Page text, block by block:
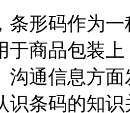
条形码作为
于商品包装
沟通信息方
识条码的知